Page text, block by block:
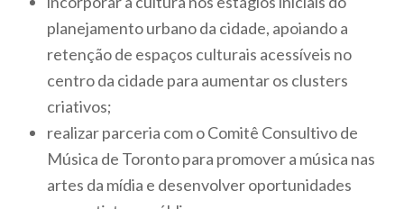
planejamento urbano da cidade, apoiando a
retenção de espaços culturais acessíveis no
centro da cidade para aumentar os clusters
criativos;
realizar parceria com o Comitê Consultivo de
Música de Toronto para promover a música nas
artes da mídia e desenvolver oportunidades